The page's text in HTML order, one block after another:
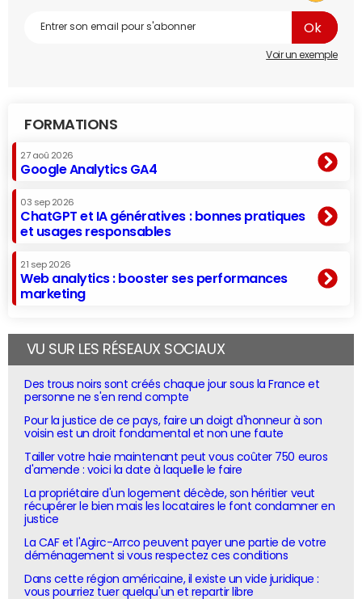
Voir un exemple
FORMATIONS
27 aoû 2026
Google Analytics GA4
03 sep 2026
ChatGPT et IA génératives : bonnes pratiques
et usages responsables
21 sep 2026
Web analytics : booster ses performances
marketing
VU SUR LES RÉSEAUX SOCIAUX
Des trous noirs sont créés chaque jour sous la France et
personne ne s'en rend compte
Pour la justice de ce pays, faire un doigt d'honneur à son
voisin est un droit fondamental et non une faute
Tailler votre haie maintenant peut vous coûter 750 euros
d'amende : voici la date à laquelle le faire
La propriétaire d'un logement décède, son héritier veut
récupérer le bien mais les locataires le font condamner en
justice
La CAF et l'Agirc-Arrco peuvent payer une partie de votre
déménagement si vous respectez ces conditions
Dans cette région américaine, il existe un vide juridique :
vous pourriez tuer quelqu'un et repartir libre